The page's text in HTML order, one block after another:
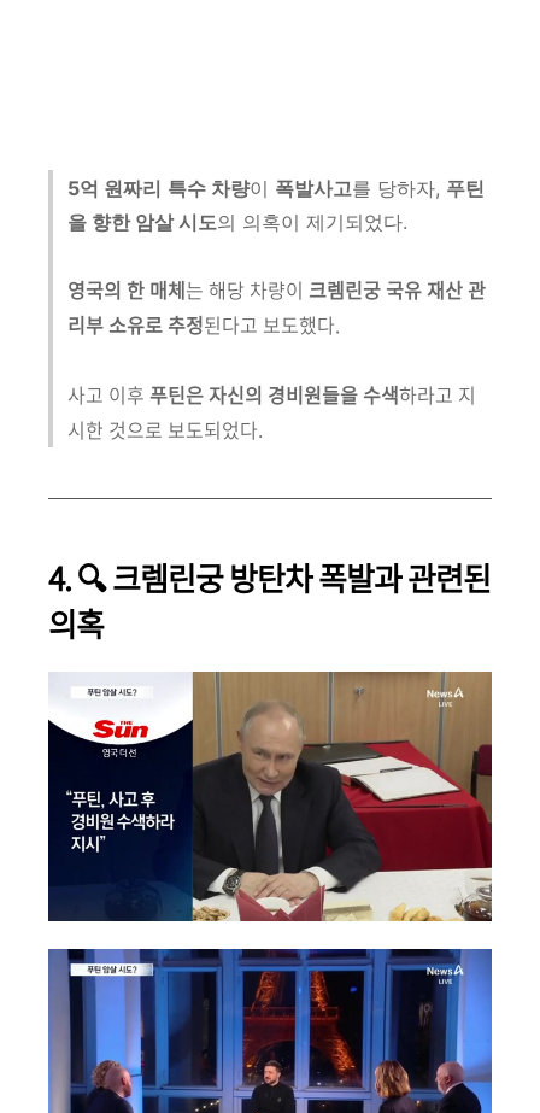
5억 원짜리 특수 차량이 폭발사고를 당하자, 푸틴
을 향한 암살 시도의 의혹이 제기되었다.
영국의 한 매체는 해당 차량이 크렘린궁 국유 재산 관
리부 소유로 추정된다고 보도했다.
사고 이후 푸틴은 자신의 경비원들을 수색하라고 지
시한 것으로 보도되었다.
4. 🔍 크렘린궁 방탄차 폭발과 관련된
의혹